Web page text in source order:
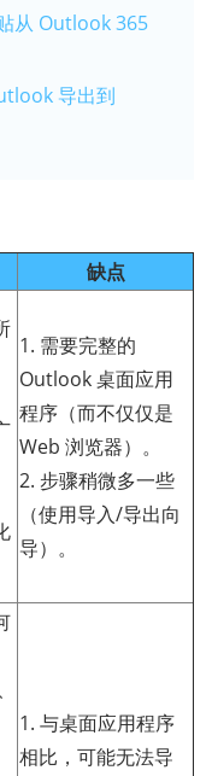
从 Outlook 365
导出到
缺点
1. 需要完整的
Outlook 桌面应用
程序（而不仅仅是
Web 浏览器）。
2. 步骤稍微多一些
（使用导入/导出向
导）。
1. 与桌面应用程序
相比，可能无法导